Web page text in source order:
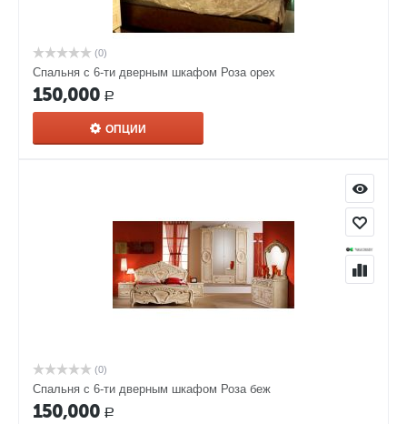
(0)
Спальня с 6-ти дверным шкафом Роза орех
150,000 Р
ОПЦИИ
(0)
Спальня с 6-ти дверным шкафом Роза беж
150,000 Р